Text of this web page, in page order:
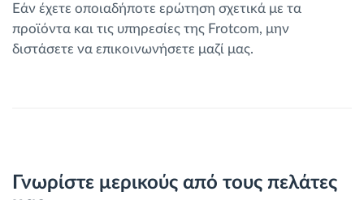
Εάν έχετε οποιαδήποτε ερώτηση σχετικά με τα
προϊόντα και τις υπηρεσίες της Frotcom, μην
διστάσετε να επικοινωνήσετε μαζί μας.
Γνωρίστε μερικούς από τους πελάτες